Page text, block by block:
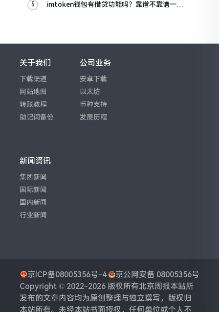
imtoken钱包有借贷功能吗？靠谱不靠谱一文
关于我们
下载渠道
网站地图
转账教程
助记词备份
公司业务
安卓下载
以太坊
币种支持
发展历程
新闻资讯
集团新闻
国际新闻
国内新闻
行业新闻
京ICP备08005356号-4
京公网安备 08005356号
Copyright © 2022-2026 版权所有北京周报本站所
发布的文章内容均为原创整理与独立撰写，版权归
本站所有。未经本站书面授权，任何单位或个人不